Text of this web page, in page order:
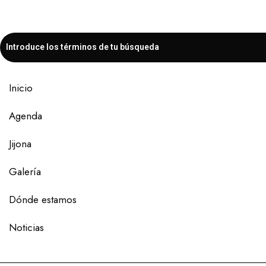
Inicio
Agenda
Jijona
Galería
Dónde estamos
Noticias